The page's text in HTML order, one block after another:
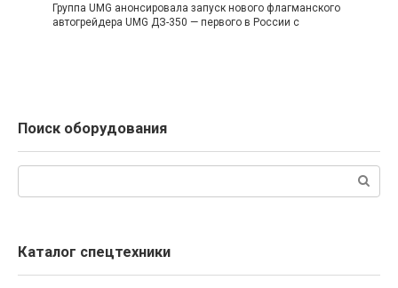
Группа UMG анонсировала запуск нового флагманского
автогрейдера UMG ДЗ-350 — первого в России с
Поиск оборудования
Каталог спецтехники